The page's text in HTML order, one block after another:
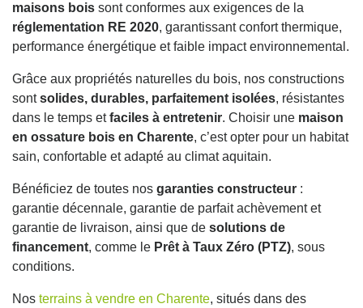
maisons bois sont conformes aux exigences de la
réglementation RE 2020, garantissant confort thermique,
performance énergétique et faible impact environnemental.
Grâce aux propriétés naturelles du bois, nos constructions
sontsolides, durables, parfaitement isolées, résistantes
dans le temps etfaciles à entretenir. Choisir une maison
en ossature bois en Charente, c’est opter pour un habitat
sain, confortable et adapté au climat aquitain.
Bénéficiez de toutes nos garanties constructeur :
garantie décennale, garantie de parfait achèvement et
garantie de livraison, ainsi que de solutions de
financement, comme le Prêt à Taux Zéro (PTZ), sous
conditions.
Nos terrains à vendre en Charente, situés dans des